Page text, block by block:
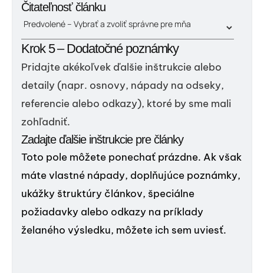
Čitateľnosť článku
Krok 5 – Dodatočné poznámky
Pridajte akékoľvek ďalšie inštrukcie alebo
detaily (napr. osnovy, nápady na odseky,
referencie alebo odkazy), ktoré by sme mali
zohľadniť.
Zadajte ďalšie inštrukcie pre články
Toto pole môžete ponechať prázdne. Ak však
máte vlastné nápady, doplňujúce poznámky,
ukážky štruktúry článkov, špeciálne
požiadavky alebo odkazy na príklady
želaného výsledku, môžete ich sem uviesť.